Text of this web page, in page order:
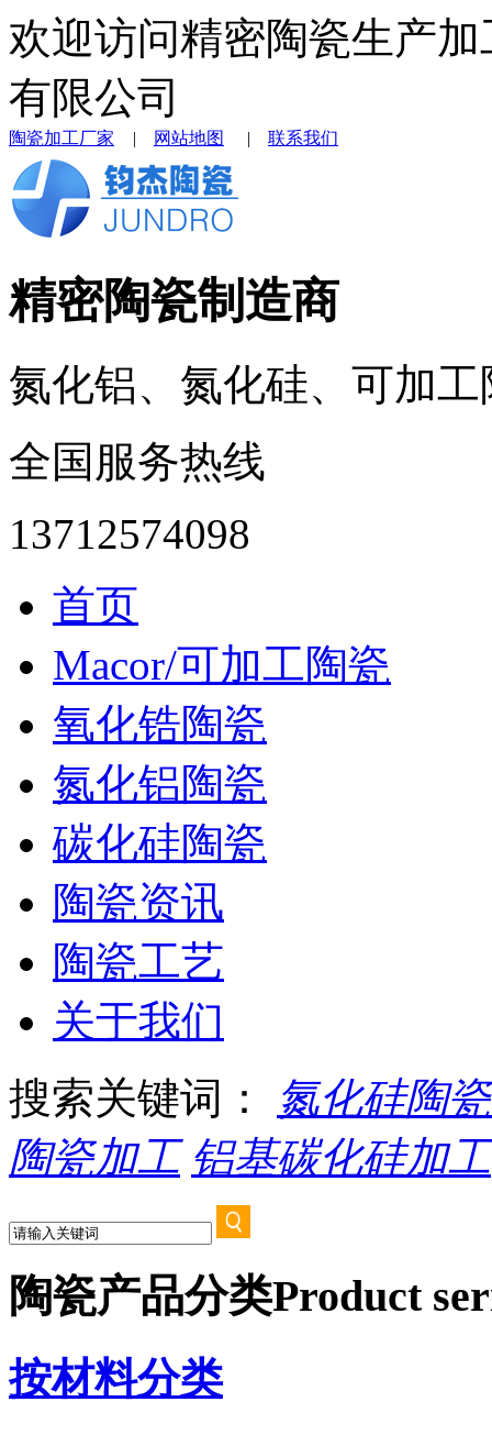
欢迎访问精密陶瓷生产
有限公司
陶瓷加工厂家 | 网站地图 | 联系我们
精密陶瓷制造商
氮化铝、氮化硅、可加
全国服务热线
13712574098
首页
Macor/可加工陶瓷
氧化锆陶瓷
氮化铝陶瓷
碳化硅陶瓷
陶瓷资讯
陶瓷工艺
关于我们
搜索关键词：
氮化硅陶
陶瓷加工 铝基碳化硅加工
陶瓷产品分类Product
按材料分类